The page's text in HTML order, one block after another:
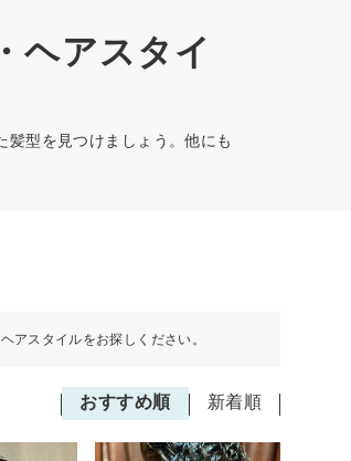
ヘアスタイ
型を見つけましょう。他にも
アスタイルをお探しください。
おすすめ順 新着順